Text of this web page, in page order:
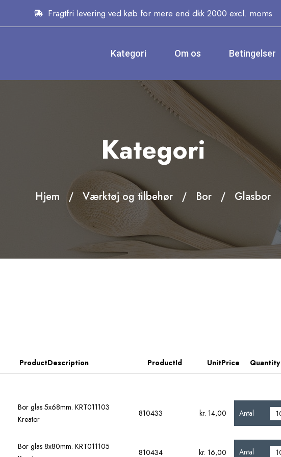
Fragtfri levering ved køb for mere end dkk 2000 excl. moms
Kategori Om os Betingelser
Kategori
Hjem Værktøj og tilbehør Bor Glasbor
ProductDescription ProductId UnitPrice Quantity
Bor glas 5x68mm. KRT011103
Kreator
810433 kr. 14,00 Antal
Bor glas 8x80mm. KRT011105
810434 kr. 16,00 Antal